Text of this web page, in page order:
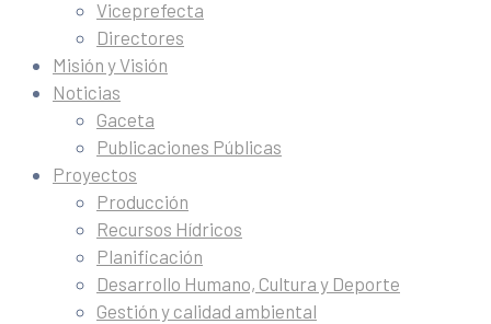
Viceprefecta
Directores
Misión y Visión
Noticias
Gaceta
Publicaciones Públicas
Proyectos
Producción
Recursos Hídricos
Planificación
Desarrollo Humano, Cultura y Deporte
Gestión y calidad ambiental